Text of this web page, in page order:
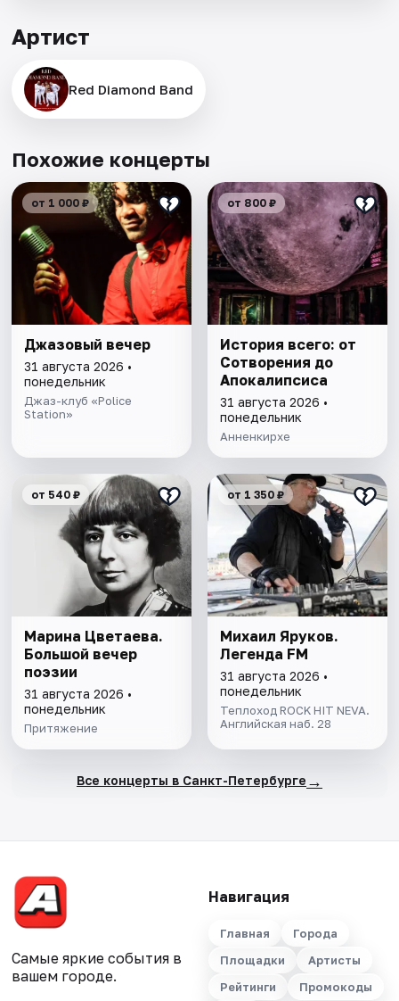
Артист
Red Diamond Band
Похожие концерты
от 1 000 ₽
Джазовый вечер
31 августа 2026 •
понедельник
Джаз-клуб «Police
Station»
от 800 ₽
История всего: от
Сотворения до
Апокалипсиса
31 августа 2026 •
понедельник
Анненкирхе
от 540 ₽
Марина Цветаева.
Большой вечер
поэзии
31 августа 2026 •
понедельник
Притяжение
от 1 350 ₽
Михаил Яруков.
Легенда FM
31 августа 2026 •
понедельник
Теплоход ROCK HIT NEVA.
Английская наб. 28
Все концерты в Санкт-Петербурге →
Самые яркие события в
вашем городе.
Навигация
Главная
Города
Площадки
Артисты
Рейтинги
Промокоды